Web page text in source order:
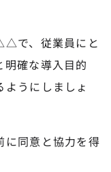
で、従業員にと
確な導入目的
うにしましょ
に同意と協力を得